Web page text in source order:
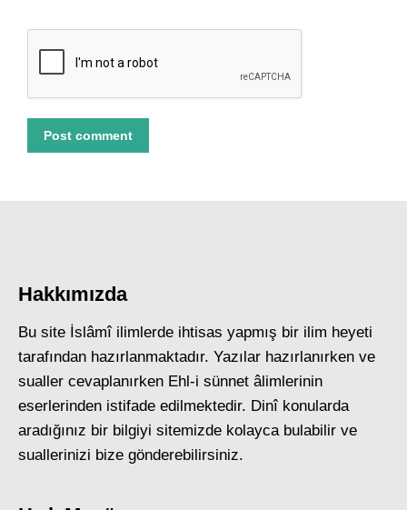
Post comment
Hakkımızda
Bu site İslâmî ilimlerde ihtisas yapmış bir ilim heyeti
tarafından hazırlanmaktadır. Yazılar hazırlanırken ve
sualler cevaplanırken Ehl-i sünnet âlimlerinin
eserlerinden istifade edilmektedir. Dinî konularda
aradığınız bir bilgiyi sitemizde kolayca bulabilir ve
suallerinizi bize gönderebilirsiniz.